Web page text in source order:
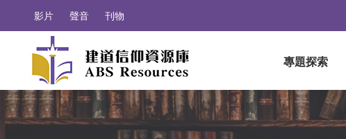
影片 聲音 刊物
專題探索